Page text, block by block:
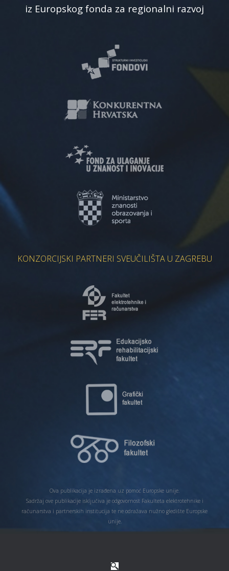
iz Europskog fonda za regionalni razvoj
KONZORCIJSKI PARTNERI SVEUČILIŠTA U ZAGREBU
Ova publikacija je izrađena uz pomoć Europske unije.
Sadržaj ove publikacije isključiva je odgovornost Fakulteta elektrotehnike i
računarstva i partnerskih institucija te ne odražava nužno gledište Europske
unije.